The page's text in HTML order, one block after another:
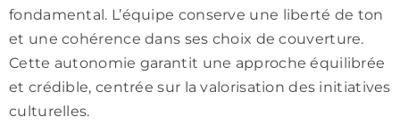
fondamental. L’équipe conserve une liberté de ton
et une cohérence dans ses choix de couverture.
Cette autonomie garantit une approche équilibrée
et crédible, centrée sur la valorisation des initiatives
culturelles.